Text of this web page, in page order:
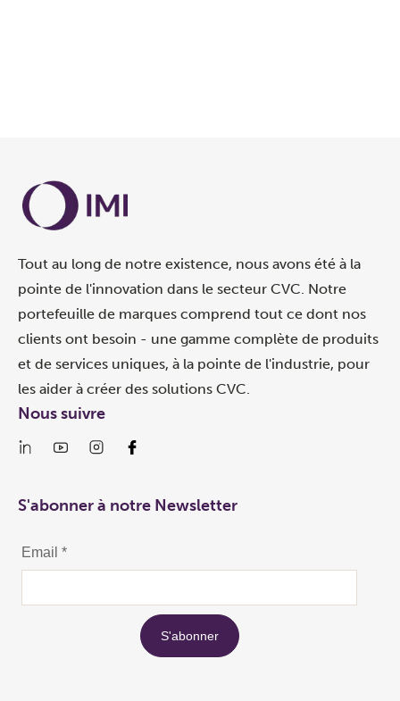
Tout au long de notre existence, nous avons été à la
pointe de l'innovation dans le secteur CVC. Notre
portefeuille de marques comprend tout ce dont nos
clients ont besoin - une gamme complète de produits
et de services uniques, à la pointe de l'industrie, pour
les aider à créer des solutions CVC.
Nous suivre
S'abonner à notre Newsletter